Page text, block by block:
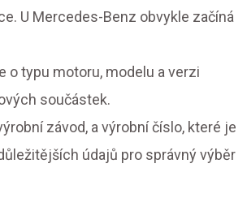
U Mercedes-Benz obvykle začíná
o typu motoru, modelu a verzi
součástek.
závod, a výrobní číslo, které je
údajů pro správný výběr